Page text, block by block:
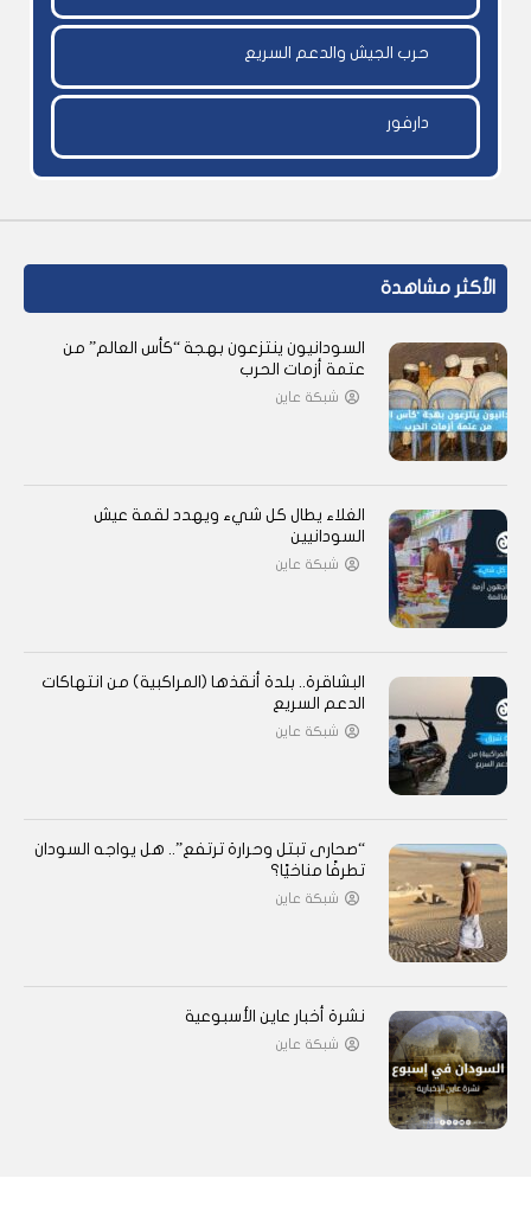
حرب الجيش والدعم السريع
دارفور
الأكثر مشاهدة
السودانيون ينتزعون بهجة “كأس العالم” من
عتمة أزمات الحرب
شبكة عاين
الغلاء يطال كل شيء ويهدد لقمة عيش
السودانيين
شبكة عاين
البشاقرة.. بلدة أنقذها (المراكبية) من انتهاكات
الدعم السريع
شبكة عاين
“صحارى تبتل وحرارة ترتفع”.. هل يواجه السودان
تطرفًا مناخيًا؟
شبكة عاين
نشرة أخبار عاين الأسبوعية
شبكة عاين